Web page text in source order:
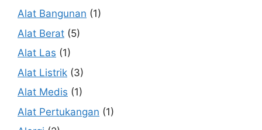
Alat Bangunan (1)
Alat Berat (5)
Alat Las (1)
Alat Listrik (3)
Alat Medis (1)
Alat Pertukangan (1)